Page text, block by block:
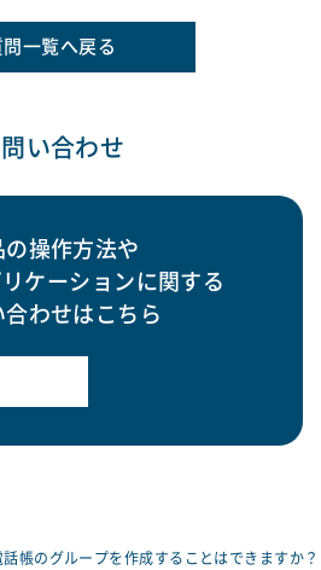
問一覧へ戻る
い合わせ
の操作方法や
ケーションに関する
合わせはこちら
話帳のグループを作成することはできますか？